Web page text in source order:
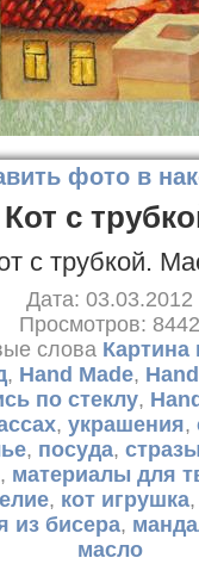
ручной работы
годом
фото в
Кот с
с трубкой.
Дата: 03.03.2012
Просмотров: 8442
слова Картина
, Hand Made,
по стеклу,
, украшения,
, посуда,
, материалы для
, кот игрушка
из бисера,
масло